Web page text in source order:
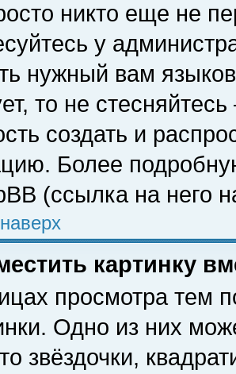
никто еще не
у
нужный вам
то не
создать и
Более
(ссылка на него
картинку
просмотра тем
Одно из них
звёздочки,